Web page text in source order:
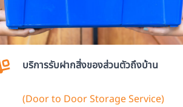
บริการรับฝากสิ่งของส่วนตัวถึงบ้าน
(Door to Door Storage Service)